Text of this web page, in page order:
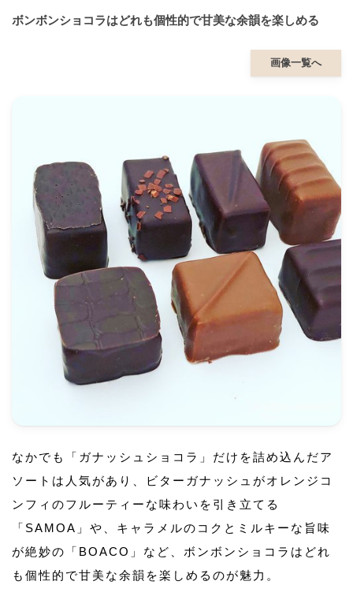
ボンボンショコラはどれも個性的で甘美な余韻を楽しめる
画像一覧へ
なかでも「ガナッシュショコラ」だけを詰め込んだア
ソートは人気があり、ビターガナッシュがオレンジコ
ンフィのフルーティーな味わいを引き立てる
「SAMOA」や、キャラメルのコクとミルキーな旨味
が絶妙の「BOACO」など、ボンボンショコラはどれ
も個性的で甘美な余韻を楽しめるのが魅力。